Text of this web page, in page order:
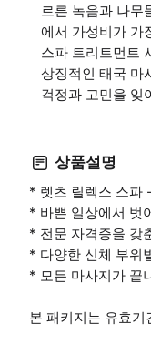
르른 녹음과 나무
에서 가성비가 가
스파 트리트먼트
상징적인 태국 마
걱정과 고민을 잊
상품설명
* 렛츠 릴렉스 스파
* 바쁜 일상에서 벗
* 전문 자격증을 갖
* 다양한 신체 부위
* 모든 마사지가 끝
본 패키지는 유효